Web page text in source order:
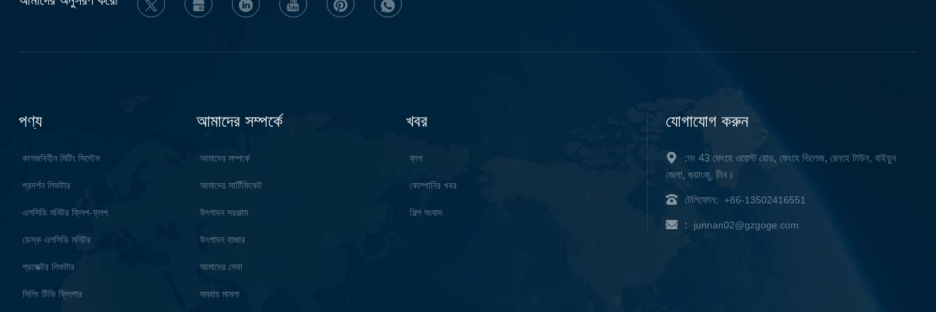
পণ্য
কাগজবিহীন মিটিং সিস্টেম
প্রদর্শন লিফটার
এলসিডি মনিটর ফ্লিপ-ফ্লপ
ডেস্ক এলসিডি মনিটর
প্রজেক্টর লিফটার
সিলিং টিভি ফ্লিপার
আমাদের সম্পর্কে
আমাদের সম্পর্কে
আমাদের সার্টিফিকেট
উৎপাদন সরঞ্জাম
উৎপাদন বাজার
আমাদের সেবা
সমবায় মামলা
খবর
ব্লগ
কোম্পানির খবর
শিল্প সংবাদ
যোগাযোগ করুন
:নং 43 ফেংহে ওয়েস্ট রোড, ফেংহে ভিলেজ, রেনহে টাউন, বাইয়ুন
জেলা, গুয়াংজু, চীন।
টেলিফোন: +86-13502416551
: junnan02@gzgoge.com